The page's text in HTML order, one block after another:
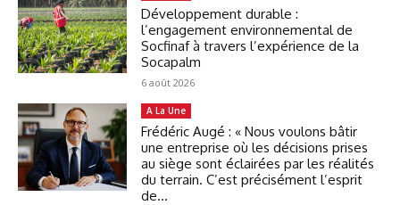
Développement durable :
l’engagement environnemental de
Socfinaf à travers l’expérience de la
Socapalm
6 août 2026
A La Une
Frédéric Augé : « Nous voulons bâtir
une entreprise où les décisions prises
au siège sont éclairées par les réalités
du terrain. C’est précisément l’esprit
de...